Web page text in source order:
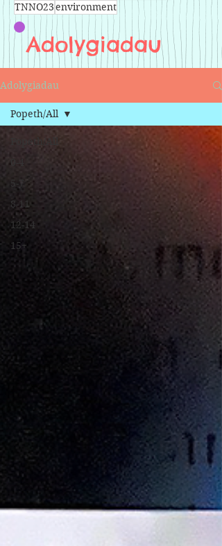
TNNO23environment
Adolygiadau
Adolygiadau
Popeth/All
0-4
5-7
8-11
12-14
15+
Popeth/All